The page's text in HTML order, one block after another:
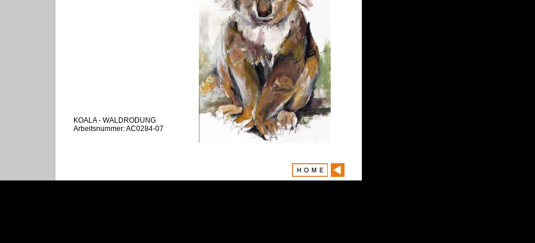
KOALA - WALDRODUNG
Arbeitsnummer: AC0284-07